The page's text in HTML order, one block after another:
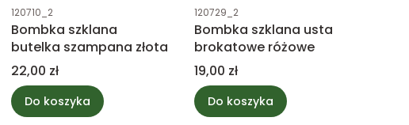
Kod produktu
120710_2
Bombka szklana
butelka szampana złota
Cena
22,00 zł
Do koszyka
Kod produktu
120729_2
Bombka szklana usta
brokatowe różowe
Cena
19,00 zł
Do koszyka